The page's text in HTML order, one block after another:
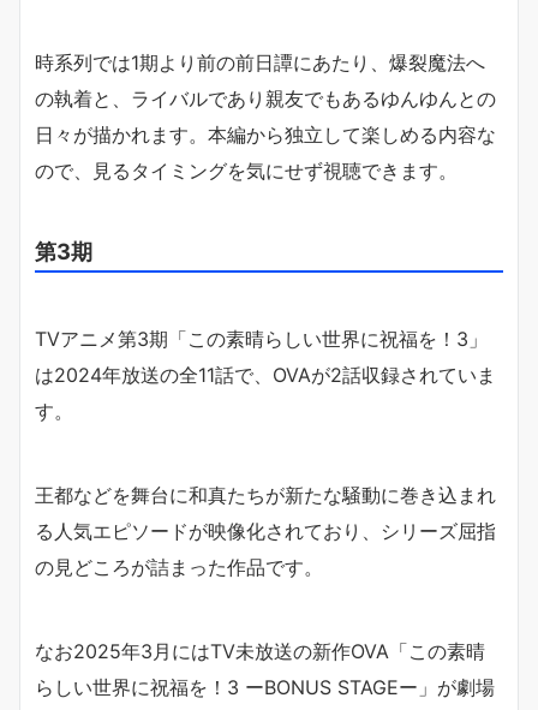
時系列では1期より前の前日譚にあたり、爆裂魔法へ
の執着と、ライバルであり親友でもあるゆんゆんとの
日々が描かれます。本編から独立して楽しめる内容な
ので、見るタイミングを気にせず視聴できます。
第3期
TVアニメ第3期「この素晴らしい世界に祝福を！3」
は2024年放送の全11話で、OVAが2話収録されていま
す。
王都などを舞台に和真たちが新たな騒動に巻き込まれ
る人気エピソードが映像化されており、シリーズ屈指
の見どころが詰まった作品です。
なお2025年3月にはTV未放送の新作OVA「この素晴
らしい世界に祝福を！3 ーBONUS STAGEー」が劇場